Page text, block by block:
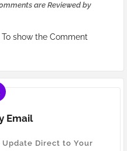
are Reviewed by
show the Comment
Email
Direct to Your